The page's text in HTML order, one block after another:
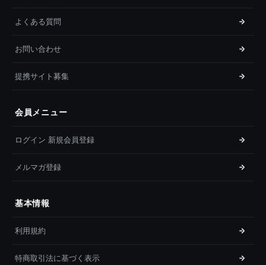
よくある質問
お問い合わせ
提携サイト募集
会員メニュー
ログイン 新規会員登録
メルマガ登録
基本情報
利用規約
特商取引法に基づく表示